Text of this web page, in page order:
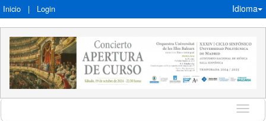
Inicio | Login Idioma
Idioma